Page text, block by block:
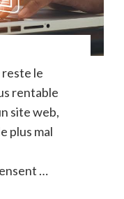
le
rentable
site web,
plus mal
…